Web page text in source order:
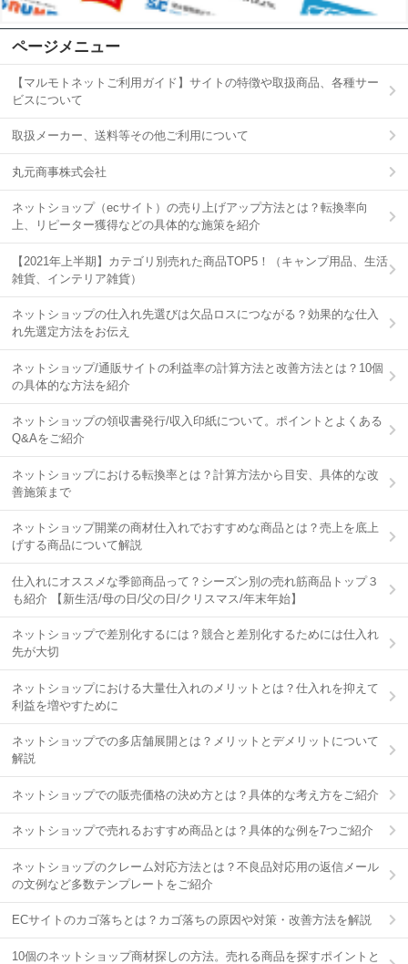
ページメニュー
【マルモトネットご利用ガイド】サイトの特徴や取扱商品、各種サー
ビスについて
取扱メーカー、送料等その他ご利用について
丸元商事株式会社
ネットショップ（ecサイト）の売り上げアップ方法とは？転換率向
上、リピーター獲得などの具体的な施策を紹介
【2021年上半期】カテゴリ別売れた商品TOP5！（キャンプ用品、生活
雑貨、インテリア雑貨）
ネットショップの仕入れ先選びは欠品ロスにつながる？効果的な仕入
れ先選定方法をお伝え
ネットショップ/通販サイトの利益率の計算方法と改善方法とは？10個
の具体的な方法を紹介
ネットショップの領収書発行/収入印紙について。ポイントとよくある
Q&Aをご紹介
ネットショップにおける転換率とは？計算方法から目安、具体的な改
善施策まで
ネットショップ開業の商材仕入れでおすすめな商品とは？売上を底上
げする商品について解説
仕入れにオススメな季節商品って？シーズン別の売れ筋商品トップ３
も紹介 【新生活/母の日/父の日/クリスマス/年末年始】
ネットショップで差別化するには？競合と差別化するためには仕入れ
先が大切
ネットショップにおける大量仕入れのメリットとは？仕入れを抑えて
利益を増やすために
ネットショップでの多店舗展開とは？メリットとデメリットについて
解説
ネットショップでの販売価格の決め方とは？具体的な考え方をご紹介
ネットショップで売れるおすすめ商品とは？具体的な例を7つご紹介
ネットショップのクレーム対応方法とは？不良品対応用の返信メール
の文例など多数テンプレートをご紹介
ECサイトのカゴ落ちとは？カゴ落ちの原因や対策・改善方法を解説
10個のネットショップ商材探しの方法。売れる商品を探すポイントと